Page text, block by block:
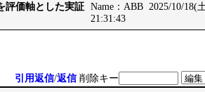
評価軸とした実証 Name：ABB 2025/10/18(
21:31:43
引用返信/返信 削除キー